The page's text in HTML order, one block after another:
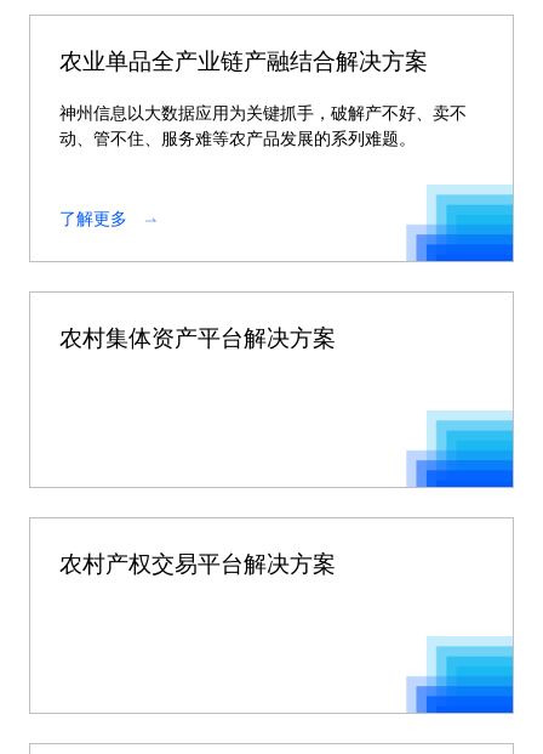
农业单品全产业链产融结合解决方案
神州信息以大数据应用为关键抓手，破解产不好、卖不
动、管不住、服务难等农产品发展的系列难题。
了解更多
农村集体资产平台解决方案
农村产权交易平台解决方案